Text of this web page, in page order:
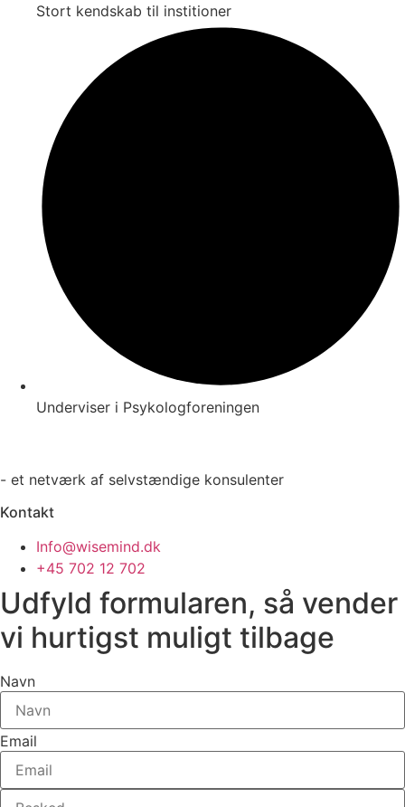
Stort kendskab til institioner
Underviser i Psykologforeningen
- et netværk af selvstændige konsulenter
Kontakt
Info@wisemind.dk
+45 702 12 702
Udfyld formularen, så vender
vi hurtigst muligt tilbage
Navn
Email